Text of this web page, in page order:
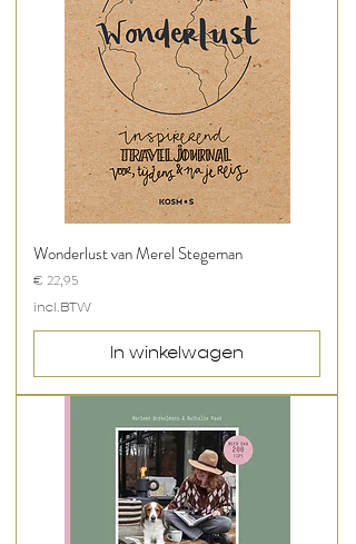
Wonderlust van Merel Stegeman
Prijs
€ 22,95
incl.BTW
In winkelwagen